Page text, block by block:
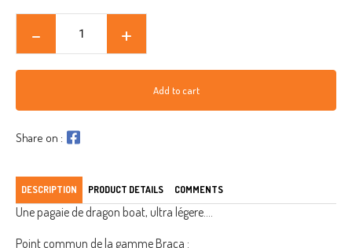
DESCRIPTION PRODUCT DETAILS COMMENTS
Une pagaie de dragon boat, ultra légere....
Point commun de la gamme Braca :
Add to cart
Share on :